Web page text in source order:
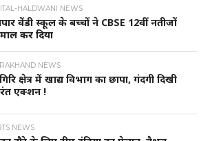
HALDWANI NEWS
वेंडी स्कूल के बच्चों ने CBSE 12वीं नतीजों
कर दिया
NEWS
क्षेत्र में खाद्य विभाग का छापा, गंदगी दिखी
एक्शन !
NEWS